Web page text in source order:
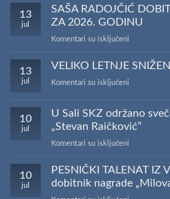
13
jul
SAŠA RADOJČIĆ
ZA 2026. GODINU
Komentari su isključeni
RADOJČIĆ
2026.
GODINU
13
jul
VELIKO LETNJE
Komentari su isključeni
SNIŽENJE
10
jul
U Sali SKZ održano
„Stevan Raičković”
Komentari su isključeni
Sali
SKZ
održano
10
jul
PESNIČKI TALENAT IZ
dobitnik nagrade